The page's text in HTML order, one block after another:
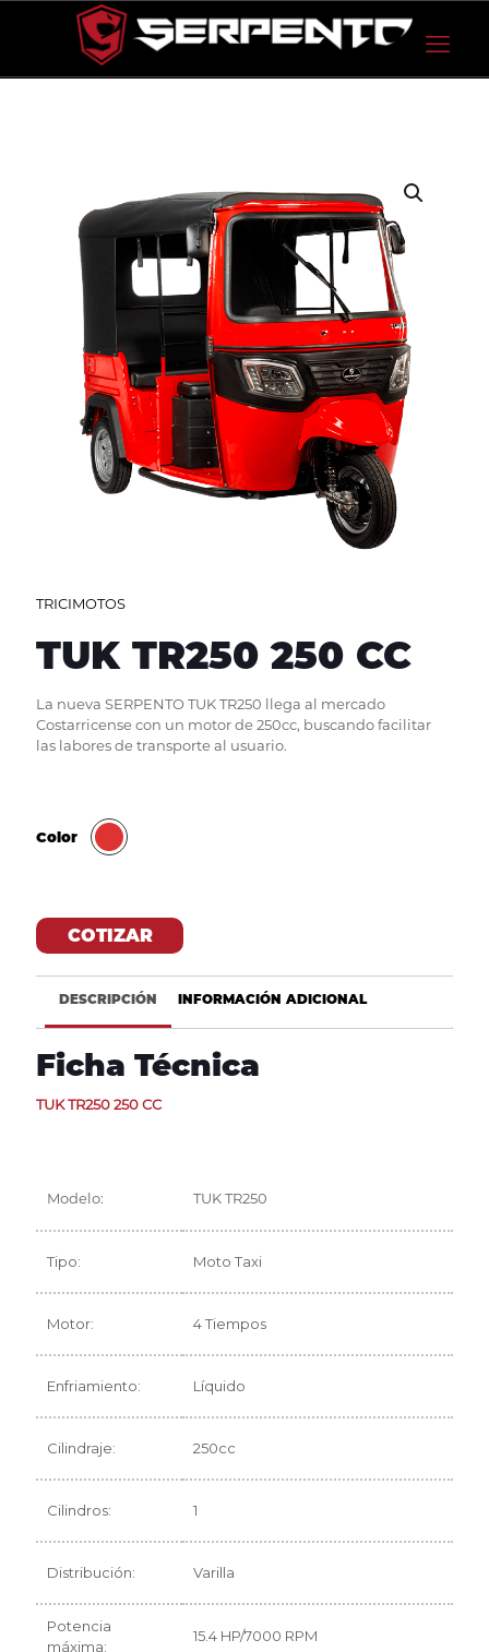
TRICIMOTOS
TUK TR250 250 CC
La nueva SERPENTO TUK TR250 llega al mercado
Costarricense con un motor de 250cc, buscando facilitar
las labores de transporte al usuario.
Color
COTIZAR
DESCRIPCIÓN INFORMACIÓN ADICIONAL
Ficha Técnica
TUK TR250 250 CC
Modelo: TUK TR250
Tipo: Moto Taxi
Motor: 4 Tiempos
Enfriamiento: Líquido
Cilindraje: 250cc
Cilindros: 1
Distribución: Varilla
Potencia
máxima:
15.4 HP/7000 RPM